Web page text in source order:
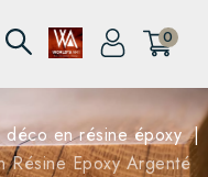
0
déco en résine époxy
Epoxy Argenté